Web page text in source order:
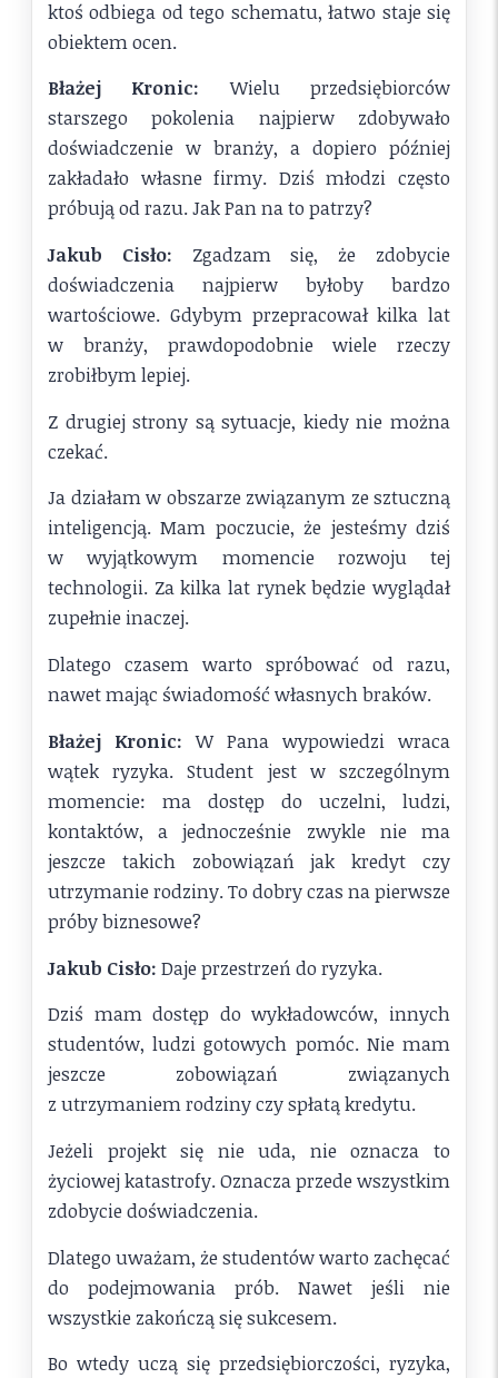
ktoś odbiega od tego schematu, łatwo staje się
obiektem ocen.
Błażej Kronic: Wielu przedsiębiorców
starszego pokolenia najpierw zdobywało
doświadczenie w branży, a dopiero później
zakładało własne firmy. Dziś młodzi często
próbują od razu. Jak Pan na to patrzy?
Jakub Cisło: Zgadzam się, że zdobycie
doświadczenia najpierw byłoby bardzo
wartościowe. Gdybym przepracował kilka lat
w branży, prawdopodobnie wiele rzeczy
zrobiłbym lepiej.
Z drugiej strony są sytuacje, kiedy nie można
czekać.
Ja działam w obszarze związanym ze sztuczną
inteligencją. Mam poczucie, że jesteśmy dziś
w wyjątkowym momencie rozwoju tej
technologii. Za kilka lat rynek będzie wyglądał
zupełnie inaczej.
Dlatego czasem warto spróbować od razu,
nawet mając świadomość własnych braków.
Błażej Kronic: W Pana wypowiedzi wraca
wątek ryzyka. Student jest w szczególnym
momencie: ma dostęp do uczelni, ludzi,
kontaktów, a jednocześnie zwykle nie ma
jeszcze takich zobowiązań jak kredyt czy
utrzymanie rodziny. To dobry czas na pierwsze
próby biznesowe?
Jakub Cisło: Daje przestrzeń do ryzyka.
Dziś mam dostęp do wykładowców, innych
studentów, ludzi gotowych pomóc. Nie mam
jeszcze zobowiązań związanych
z utrzymaniem rodziny czy spłatą kredytu.
Jeżeli projekt się nie uda, nie oznacza to
życiowej katastrofy. Oznacza przede wszystkim
zdobycie doświadczenia.
Dlatego uważam, że studentów warto zachęcać
do podejmowania prób. Nawet jeśli nie
wszystkie zakończą się sukcesem.
Bo wtedy uczą się przedsiębiorczości, ryzyka,